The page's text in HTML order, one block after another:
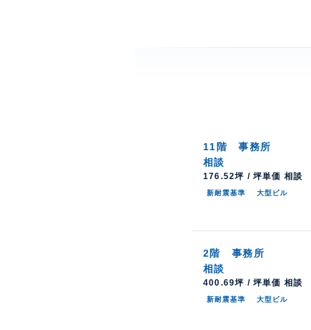
11階事務所
相談
176.52坪 / 坪単価 相談
新耐震基準 大型ビル
2階 事務所
相談
400.69坪 / 坪単価 相談
新耐震基準 大型ビル